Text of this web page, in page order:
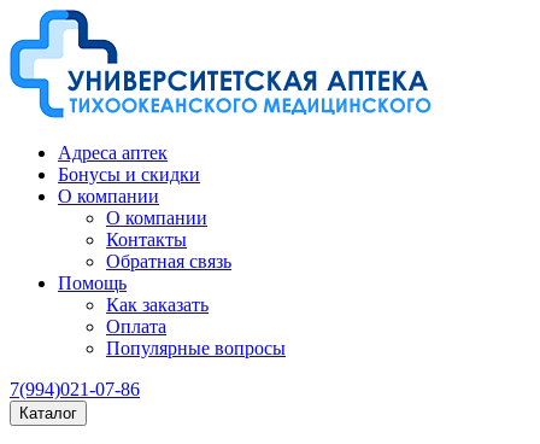
Адреса аптек
Бонусы и скидки
О компании
О компании
Контакты
Обратная связь
Помощь
Как заказать
Оплата
Популярные вопросы
7(994)021-07-86
Каталог